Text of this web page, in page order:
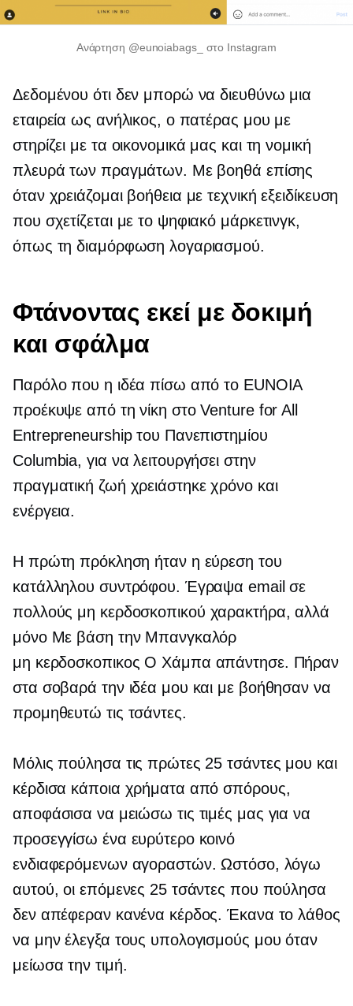
Ανάρτηση @eunoiabags_ στο Instagram
Δεδομένου ότι δεν μπορώ να διευθύνω μια
εταιρεία ως ανήλικος, ο πατέρας μου με
στηρίζει με τα οικονομικά μας και τη νομική
πλευρά των πραγμάτων. Με βοηθά επίσης
όταν χρειάζομαι βοήθεια με τεχνική εξειδίκευση
που σχετίζεται με το ψηφιακό μάρκετινγκ,
όπως τη διαμόρφωση λογαριασμού.
Φτάνοντας εκεί με δοκιμή
και σφάλμα
Παρόλο που η ιδέα πίσω από το EUNOIA
προέκυψε από τη νίκη στο Venture for All
Entrepreneurship του Πανεπιστημίου
Columbia, για να λειτουργήσει στην
πραγματική ζωή χρειάστηκε χρόνο και
ενέργεια.
Η πρώτη πρόκληση ήταν η εύρεση του
κατάλληλου συντρόφου. Έγραψα email σε
πολλούς μη κερδοσκοπικού χαρακτήρα, αλλά
μόνο Με βάση την Μπανγκαλόρ
μη κερδοσκοπικος Ο Χάμπα απάντησε. Πήραν
στα σοβαρά την ιδέα μου και με βοήθησαν να
προμηθευτώ τις τσάντες.
Μόλις πούλησα τις πρώτες 25 τσάντες μου και
κέρδισα κάποια χρήματα από σπόρους,
αποφάσισα να μειώσω τις τιμές μας για να
προσεγγίσω ένα ευρύτερο κοινό
ενδιαφερόμενων αγοραστών. Ωστόσο, λόγω
αυτού, οι επόμενες 25 τσάντες που πούλησα
δεν απέφεραν κανένα κέρδος. Έκανα το λάθος
να μην έλεγξα τους υπολογισμούς μου όταν
μείωσα την τιμή.